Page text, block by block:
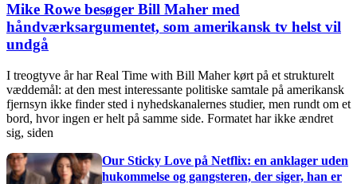
Mike Rowe besøger Bill Maher med
håndværksargumentet, som amerikansk tv helst vil
undgå
I treogtyve år har Real Time with Bill Maher kørt på et strukturelt
væddemål: at den mest interessante politiske samtale på amerikansk
fjernsyn ikke finder sted i nyhedskanalernes studier, men rundt om et
bord, hvor ingen er helt på samme side. Formatet har ikke ændret
sig, siden
Our Sticky Love på Netflix: en anklager uden
hukommelse og gangsteren, der siger, han er